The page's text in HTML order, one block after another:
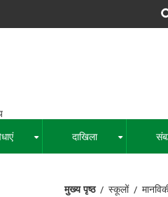
दाखिला
मुख्य पृष्ठ स्कूलों